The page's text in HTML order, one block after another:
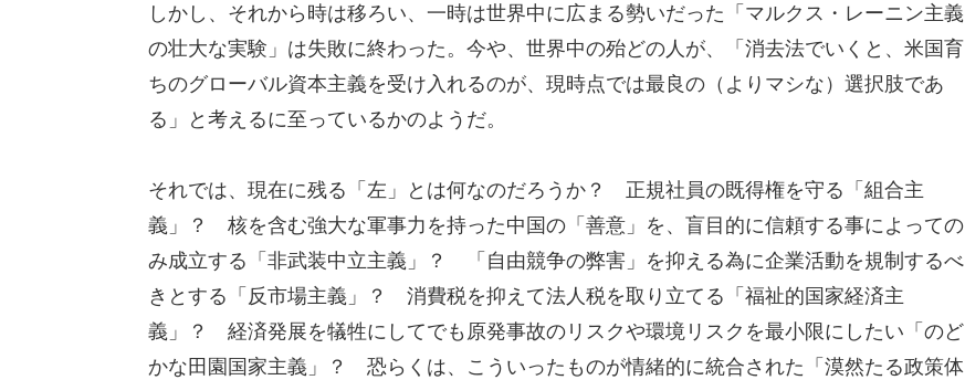
しかし、それから時は移ろい、一時は世界中に広まる勢いだった「マルクス・レーニン主義
の壮大な実験」は失敗に終わった。今や、世界中の殆どの人が、「消去法でいくと、米国育
ちのグローバル資本主義を受け入れるのが、現時点では最良の（よりマシな）選択肢であ
る」と考えるに至っているかのようだ。
それでは、現在に残る「左」とは何なのだろうか？ 正規社員の既得権を守る「組合主
義」？ 核を含む強大な軍事力を持った中国の「善意」を、盲目的に信頼する事によっての
み成立する「非武装中立主義」？ 「自由競争の弊害」を抑える為に企業活動を規制するべ
きとする「反市場主義」？ 消費税を抑えて法人税を取り立てる「福祉的国家経済主
義」？ 経済発展を犠牲にしてでも原発事故のリスクや環境リスクを最小限にしたい「のど
かな田園国家主義」？ 恐らくは、こういったものが情緒的に統合された「漠然たる政策体